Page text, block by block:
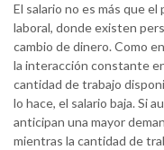
El salario no es más que
laboral, donde existen
cambio de dinero. Como
la interacción constante
cantidad de trabajo
lo hace, el salario baja. Si
anticipan una mayor
mientras la cantidad de